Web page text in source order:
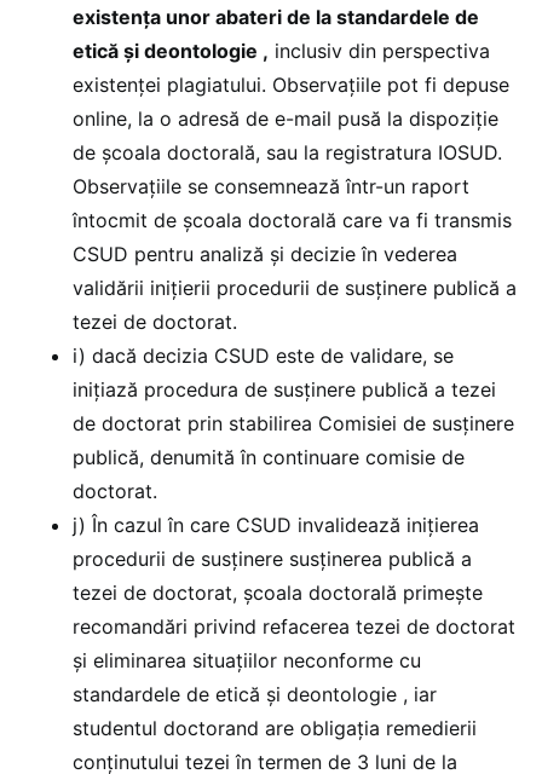
existența unor abateri de la standardele de
etică și deontologie , inclusiv din perspectiva
existenței plagiatului. Observațiile pot fi depuse
online, la o adresă de e-mail pusă la dispoziție
de școala doctorală, sau la registratura IOSUD.
Observațiile se consemnează într-un raport
întocmit de școala doctorală care va fi transmis
CSUD pentru analiză și decizie în vederea
validării inițierii procedurii de susținere publică a
tezei de doctorat.
i) dacă decizia CSUD este de validare, se
inițiază procedura de susținere publică a tezei
de doctorat prin stabilirea Comisiei de susținere
publică, denumită în continuare comisie de
doctorat.
j) În cazul în care CSUD invalidează inițierea
procedurii de susținere susținerea publică a
tezei de doctorat, școala doctorală primește
recomandări privind refacerea tezei de doctorat
și eliminarea situațiilor neconforme cu
standardele de etică și deontologie , iar
studentul doctorand are obligația remedierii
conținutului tezei în termen de 3 luni de la